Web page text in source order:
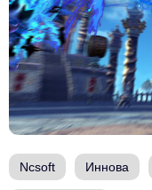
Ncsoft Иннова